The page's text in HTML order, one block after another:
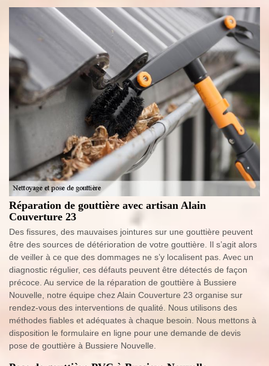
Réparation de gouttière avec artisan Alain
Couverture 23
Des fissures, des mauvaises jointures sur une gouttière peuvent
être des sources de détérioration de votre gouttière. Il s’agit alors
de veiller à ce que des dommages ne s’y localisent pas. Avec un
diagnostic régulier, ces défauts peuvent être détectés de façon
précoce. Au service de la réparation de gouttière à Bussiere
Nouvelle, notre équipe chez Alain Couverture 23 organise sur
rendez-vous des interventions de qualité. Nous utilisons des
méthodes fiables et adéquates à chaque besoin. Nous mettons à
disposition le formulaire en ligne pour une demande de devis
pose de gouttière à Bussiere Nouvelle.